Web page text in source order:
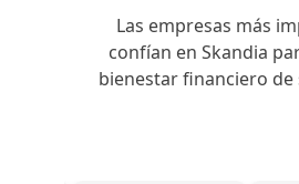
Las empresas más
confían en Skandia
bienestar financiero de